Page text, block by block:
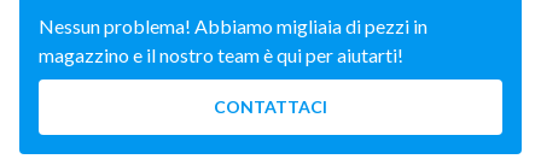
Nessun problema! Abbiamo migliaia di pezzi in
magazzino e il nostro team è qui per aiutarti!
CONTATTACI